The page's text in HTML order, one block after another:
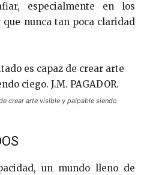
especialmente en los
nunca tan poca claridad
crear arte visible y palpable siendo
un mundo lleno de